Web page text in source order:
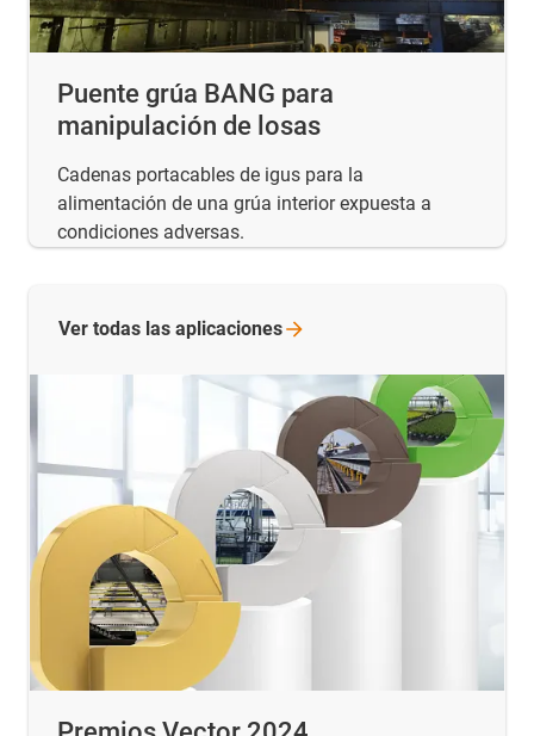
Puente grúa BANG para
manipulación de losas
Cadenas portacables de igus para la
alimentación de una grúa interior expuesta a
condiciones adversas.
Ver todas las aplicaciones